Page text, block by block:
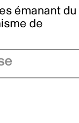
émanant du
de
presse